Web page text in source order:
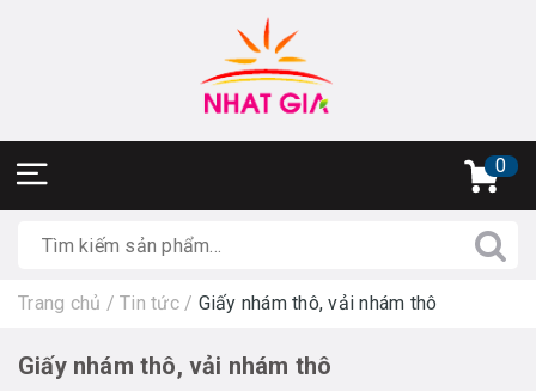
0
Trang chủ / Tin tức / Giấy nhám thô, vải nhám thô
Giấy nhám thô, vải nhám thô